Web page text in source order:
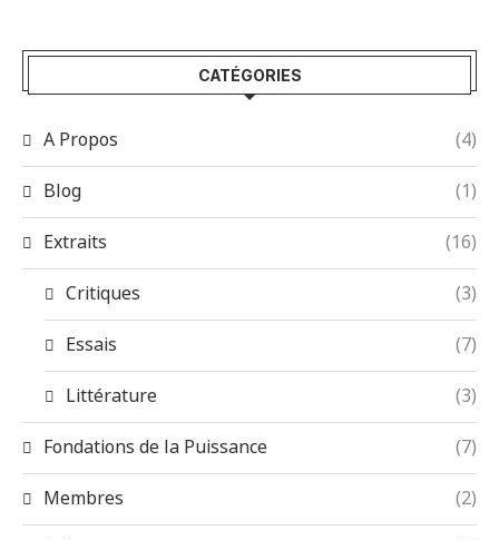
CATÉGORIES
A Propos (4)
Blog (1)
Extraits (16)
Critiques (3)
Essais (7)
Littérature (3)
Fondations de la Puissance (7)
Membres (2)